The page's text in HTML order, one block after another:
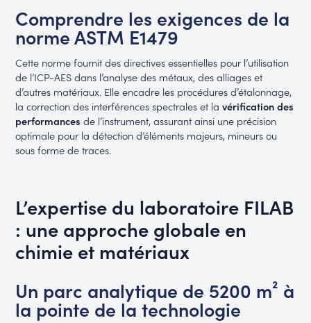
Comprendre les exigences de la
norme ASTM E1479
Cette norme fournit des directives essentielles pour l’utilisation
de l’ICP-AES dans l’analyse des métaux, des alliages et
d’autres matériaux. Elle encadre les procédures d’étalonnage,
la correction des interférences spectrales et lavérification des
performances de l’instrument, assurant ainsi une précision
optimale pour la détection d’éléments majeurs, mineurs ou
sous forme de traces.
L’expertise du laboratoire FILAB
: une approche globale en
chimie et matériaux
Un parc analytique de 5200 m² à
la pointe de la technologie